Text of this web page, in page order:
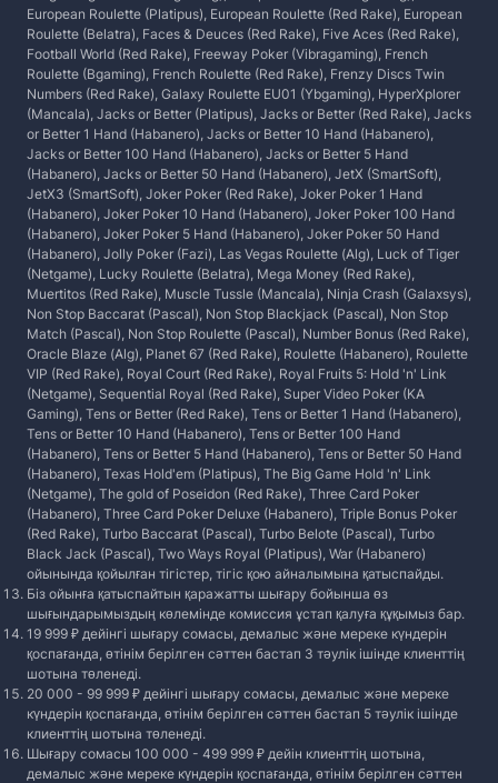
European Roulette (Platipus), European Roulette (Red Rake), European
Roulette (Belatra), Faces & Deuces (Red Rake), Five Aces (Red Rake),
Football World (Red Rake), Freeway Poker (Vibragaming), French
Roulette (Bgaming), French Roulette (Red Rake), Frenzy Discs Twin
Numbers (Red Rake), Galaxy Roulette EU01 (Ybgaming), HyperXplorer
(Mancala), Jacks or Better (Platipus), Jacks or Better (Red Rake), Jacks
or Better 1 Hand (Habanero), Jacks or Better 10 Hand (Habanero),
Jacks or Better 100 Hand (Habanero), Jacks or Better 5 Hand
(Habanero), Jacks or Better 50 Hand (Habanero), JetX (SmartSoft),
JetX3 (SmartSoft), Joker Poker (Red Rake), Joker Poker 1 Hand
(Habanero), Joker Poker 10 Hand (Habanero), Joker Poker 100 Hand
(Habanero), Joker Poker 5 Hand (Habanero), Joker Poker 50 Hand
(Habanero), Jolly Poker (Fazi), Las Vegas Roulette (Alg), Luck of Tiger
(Netgame), Lucky Roulette (Belatra), Mega Money (Red Rake),
Muertitos (Red Rake), Muscle Tussle (Mancala), Ninja Crash (Galaxsys),
Non Stop Baccarat (Pascal), Non Stop Blackjack (Pascal), Non Stop
Match (Pascal), Non Stop Roulette (Pascal), Number Bonus (Red Rake),
Oracle Blaze (Alg), Planet 67 (Red Rake), Roulette (Habanero), Roulette
VIP (Red Rake), Royal Court (Red Rake), Royal Fruits 5: Hold 'n' Link
(Netgame), Sequential Royal (Red Rake), Super Video Poker (KA
Gaming), Tens or Better (Red Rake), Tens or Better 1 Hand (Habanero),
Tens or Better 10 Hand (Habanero), Tens or Better 100 Hand
(Habanero), Tens or Better 5 Hand (Habanero), Tens or Better 50 Hand
(Habanero), Texas Hold'em (Platipus), The Big Game Hold 'n' Link
(Netgame), The gold of Poseidon (Red Rake), Three Card Poker
(Habanero), Three Card Poker Deluxe (Habanero), Triple Bonus Poker
(Red Rake), Turbo Baccarat (Pascal), Turbo Belote (Pascal), Turbo
Black Jack (Pascal), Two Ways Royal (Platipus), War (Habanero)
ойынында қойылған тігістер, тігіс қою айналымына қатыспайды.
Біз ойынға қатыспайтын қаражатты шығару бойынша өз
шығындарымыздың көлемінде комиссия ұстап қалуға құқымыз бар.
19 999 ₽ дейінгі шығару сомасы, демалыс және мереке күндерін
қоспағанда, өтінім берілген сәттен бастап 3 тәулік ішінде клиенттің
шотына төленеді.
20 000 - 99 999 ₽ дейінгі шығару сомасы, демалыс және мереке
күндерін қоспағанда, өтінім берілген сәттен бастап 5 тәулік ішінде
клиенттің шотына төленеді.
Шығару сомасы 100 000 - 499 999 ₽ дейін клиенттің шотына,
демалыс және мереке күндерін қоспағанда, өтінім берілген сәттен